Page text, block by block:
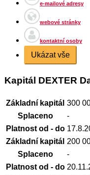
e-mailové adresy
webové stránky
kontaktní osoby
Ukázat vše
Kapitál DEXTER
Základní kapitál 300
Splaceno
-
Platnost od - do
Základní kapitál 200
Splaceno
-
Platnost od - do